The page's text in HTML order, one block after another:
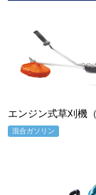
エンジン式草刈機
混合ガソリン